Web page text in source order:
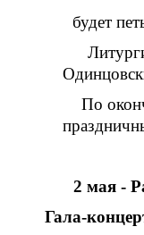
будет
По
2 мая -
Гала-